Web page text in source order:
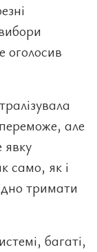
оголосив
але
само, як і
тримати
багаті,